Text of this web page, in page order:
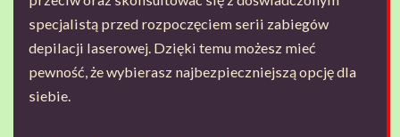
specjalistą przed rozpoczęciem serii zabiegów
depilacji laserowej. Dzięki temu możesz mieć
pewność, że wybierasz najbezpieczniejszą opcję dla
siebie.